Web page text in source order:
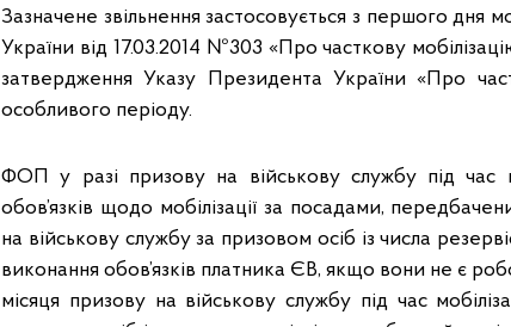
Зазначене звільнення застосовується з першого дня
України від 17.03.2014 №303 «Про часткову
затвердження Указу Президента України «Про
особливого періоду.
ФОП у разі призову на військову службу під час
обов’язків щодо мобілізації за посадами,
на військову службу за призовом осіб із числа
виконання обов’язків платника ЄВ, якщо вони не є
місяця призову на військову службу під час